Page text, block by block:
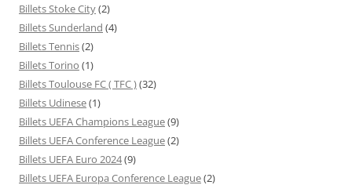
Billets Stoke City(2)
Billets Sunderland (4)
Billets Tennis(2)
Billets Torino (1)
Billets Toulouse FC ( TFC )(32)
Billets Udinese(1)
Billets UEFA Champions League(9)
Billets UEFA Conference League(2)
Billets UEFA Euro 2024(9)
Billets UEFA Europa Conference League(2)